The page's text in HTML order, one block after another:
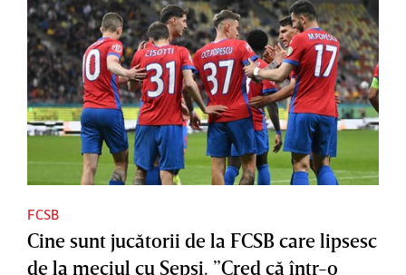
FCSB
Cine sunt jucătorii de la FCSB care lipsesc
de la meciul cu Sepsi. ”Cred că într-o